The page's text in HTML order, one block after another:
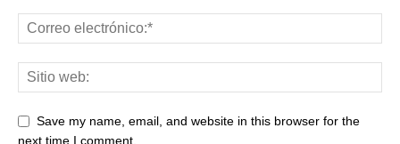
Save my name, email, and website in this browser for the
next time I comment.